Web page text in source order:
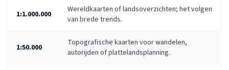
1:1.000.000
Wereldkaarten of landsoverzichten; het volgen
van brede trends.
1:50.000
Topografische kaarten voor wandelen,
autorijden of plattelandsplanning.